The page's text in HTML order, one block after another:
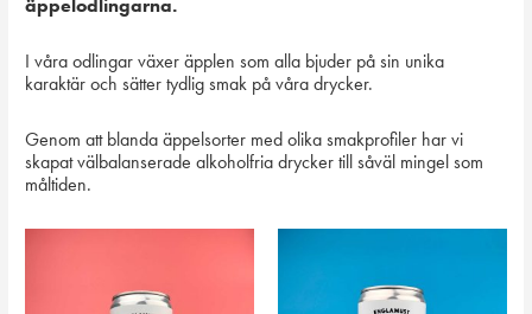
äppelodlingarna.
I våra odlingar växer äpplen som alla bjuder på sin unika
karaktär och sätter tydlig smak på våra drycker.
Genom att blanda äppelsorter med olika smakprofiler har vi
skapat välbalanserade alkoholfria drycker till såväl mingel som
måltiden.